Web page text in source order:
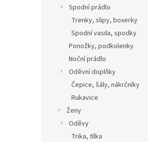
Spodní prádlo
Trenky, slipy, boxerky
Spodní vasila, spodky
Ponožky, podkolenky
Noční prádlo
Oděvní doplňky
Čepice, šály, nákrčníky
Rukavice
Ženy
Oděvy
Trika, tílka